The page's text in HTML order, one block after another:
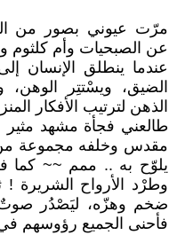
مرّت عيوني بصور من
عن الصبحيات وأم كلثوم
عندما ينطلق الإنسان
الضيق، ويسْتتِر
الذهن لترتيب الأفكار
طالعني فجأة مشهد
مقدس وخلفه مجموعة
يلوّح به .. ممم ~~ كما
وطرْد الأرواح
ضخم وهزّه، ليَصْدُر
فأحنى الجميع رؤوسهم